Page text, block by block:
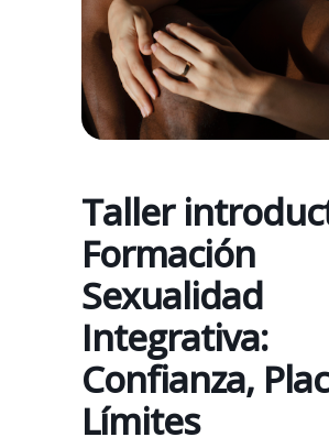
Taller
Formación
Sexualidad
Integrativa:
Confianza,
Límites